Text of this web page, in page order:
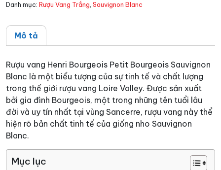
Blanc
Danh mục: Rượu Vang Trắng, Sauvignon Blanc
Mô tả
Rượu vang Henri Bourgeois Petit Bourgeois Sauvignon
Blanc là một biểu tượng của sự tinh tế và chất lượng
trong thế giới rượu vang Loire Valley. Được sản xuất
bởi gia đình Bourgeois, một trong những tên tuổi lâu
đời và uy tín nhất tại vùng Sancerre, rượu vang này thể
hiện rõ bản chất tinh tế của giống nho Sauvignon
Blanc.
Mục lục